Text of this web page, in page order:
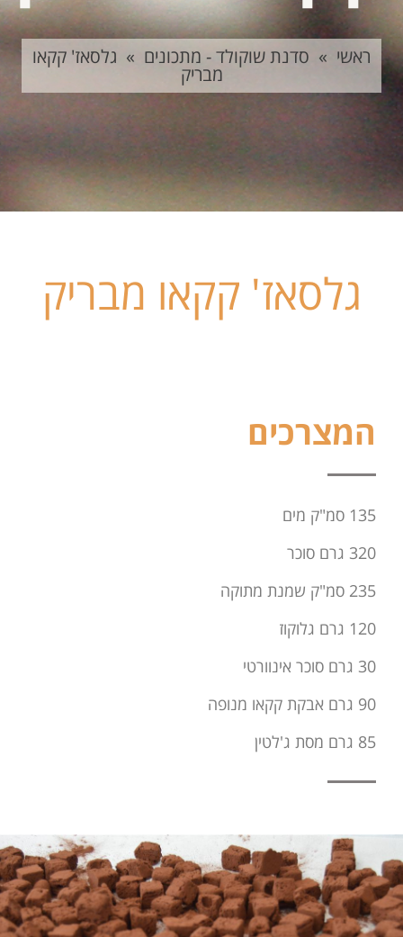
ראשי » סדנת שוקולד - מתכונים » גלסאז' קקאו
מבריק
גלסאז' קקאו מבריק
המצרכים
135 סמ"ק מים
320 גרם סוכר
235 סמ"ק שמנת מתוקה
120 גרם גלוקוז
30 גרם סוכר אינוורטי
90 גרם אבקת קקאו מנופה
85 גרם מסת ג'לטין